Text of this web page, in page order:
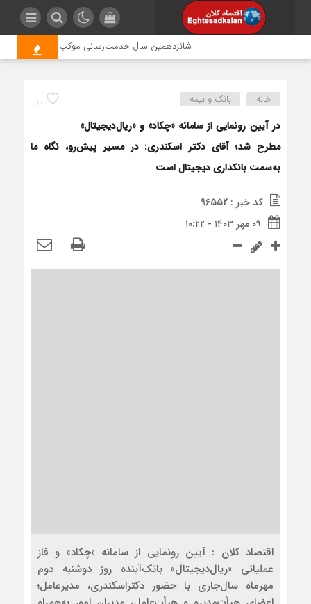
شانزدهمین سال خدمت‌رسانی موکب امام رضا (ع)
10 خانه بانک و بیمه
در آیین رونمایی از سامانه «چکاد» و «ریال‌دیجیتال»
مطرح شد؛ آقای دکتر اسکندری: در مسیر پیش‌رو، نگاه ما
به‌سمت بانکداری دیجیتال است
کد خبر : 96552
۰۹ مهر ۱۴۰۳ - ۱۰:۲۲
اقتصاد کلان : آیین رونمایی از سامانه «چکاد» و فاز
عملیاتی «ریال‌دیجیتال» بانک‌آینده روز دوشنبه دوم
مهرماه سال‌جاری با حضور دکتراسکندری، مدیرعامل؛